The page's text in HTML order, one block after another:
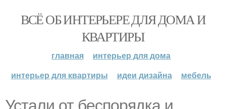
ВСЁ ОБ ИНТЕРЬЕРЕ ДЛЯ ДОМА И
КВАРТИРЫ
главная
интерьер для дома
интерьер для квартиры
идеи дизайна мебель